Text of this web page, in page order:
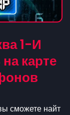
1-И
карте
сможете найт